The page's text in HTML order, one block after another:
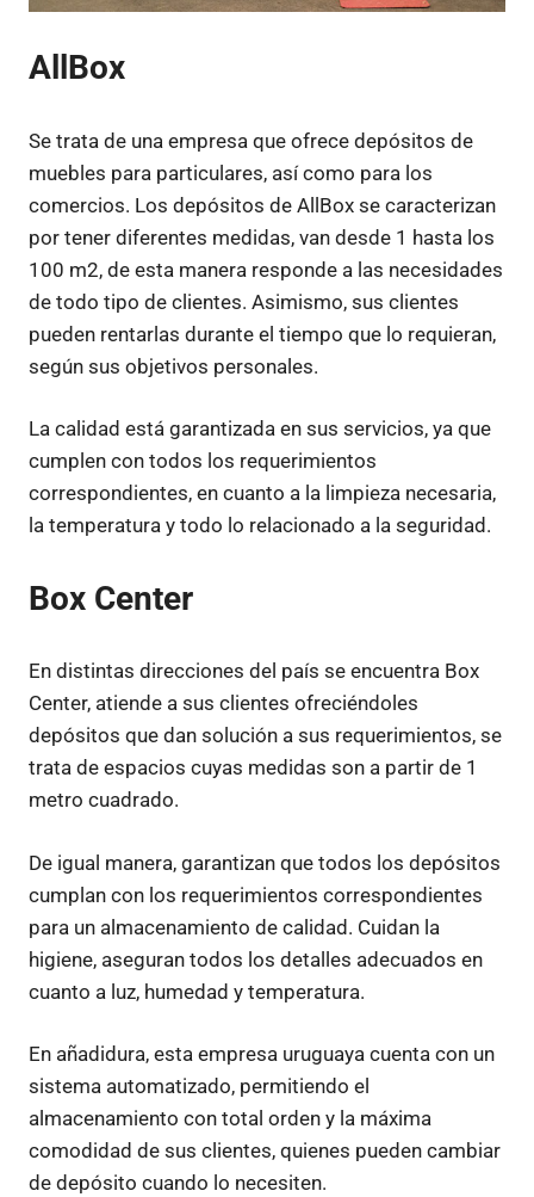
AllBox
Se trata de una empresa que ofrece depósitos de
muebles para particulares, así como para los
comercios. Los depósitos de AllBox se caracterizan
por tener diferentes medidas, van desde 1 hasta los
100 m2, de esta manera responde a las necesidades
de todo tipo de clientes. Asimismo, sus clientes
pueden rentarlas durante el tiempo que lo requieran,
según sus objetivos personales.
La calidad está garantizada en sus servicios, ya que
cumplen con todos los requerimientos
correspondientes, en cuanto a la limpieza necesaria,
la temperatura y todo lo relacionado a la seguridad.
Box Center
En distintas direcciones del país se encuentra Box
Center, atiende a sus clientes ofreciéndoles
depósitos que dan solución a sus requerimientos, se
trata de espacios cuyas medidas son a partir de 1
metro cuadrado.
De igual manera, garantizan que todos los depósitos
cumplan con los requerimientos correspondientes
para un almacenamiento de calidad. Cuidan la
higiene, aseguran todos los detalles adecuados en
cuanto a luz, humedad y temperatura.
En añadidura, esta empresa uruguaya cuenta con un
sistema automatizado, permitiendo el
almacenamiento con total orden y la máxima
comodidad de sus clientes, quienes pueden cambiar
de depósito cuando lo necesiten.